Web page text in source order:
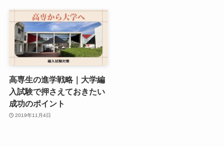
高専生の進学戦略｜大学編
入試験で押さえておきたい
成功のポイント
2019年11月4日